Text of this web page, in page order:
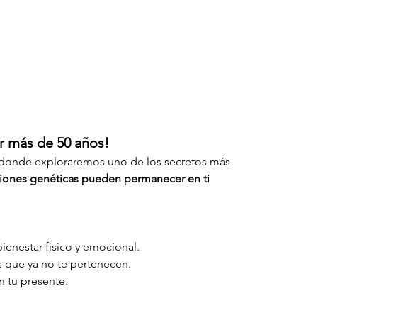
más de 50 años!
exploraremos uno de los secretos más
genéticas pueden permanecer en ti
físico y emocional.
ya no te pertenecen.
tu presente.